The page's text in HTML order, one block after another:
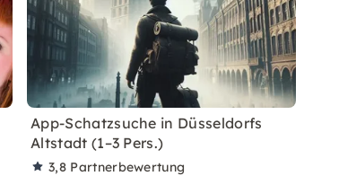
App-Schatzsuche in Düsseldorfs
Altstadt (1–3 Pers.)
3,8 Partnerbewertung